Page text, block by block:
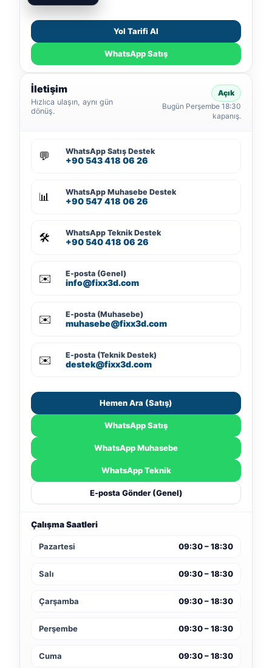
Yol Tarifi Al
WhatsApp Satış
İletişim
Hızlıca ulaşın, aynı gün
dönüş.
Açık
Bugün Perşembe 18:30
kapanış.
💬 WhatsApp Satış Destek
+90 543 418 06 26
📊 WhatsApp Muhasebe Destek
+90 547 418 06 26
🛠️ WhatsApp Teknik Destek
+90 540 418 06 26
✉️ E-posta (Genel)
info@fixx3d.com
✉️ E-posta (Muhasebe)
muhasebe@fixx3d.com
✉️ E-posta (Teknik Destek)
destek@fixx3d.com
Hemen Ara (Satış)
WhatsApp Satış
WhatsApp Muhasebe
WhatsApp Teknik
E-posta Gönder (Genel)
Çalışma Saatleri
Pazartesi 09:30 – 18:30
Salı 09:30 – 18:30
Çarşamba 09:30 – 18:30
Perşembe 09:30 – 18:30
Cuma 09:30 – 18:30